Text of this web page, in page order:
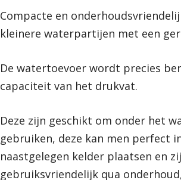
Compacte en
kleinere waterpartijen met een
De watertoevoer wordt precies
capaciteit van het drukvat.
Deze zijn geschikt om onder het
gebruiken, deze kan men perfect
naastgelegen kelder plaatsen en
gebruiksvriendelijk qua